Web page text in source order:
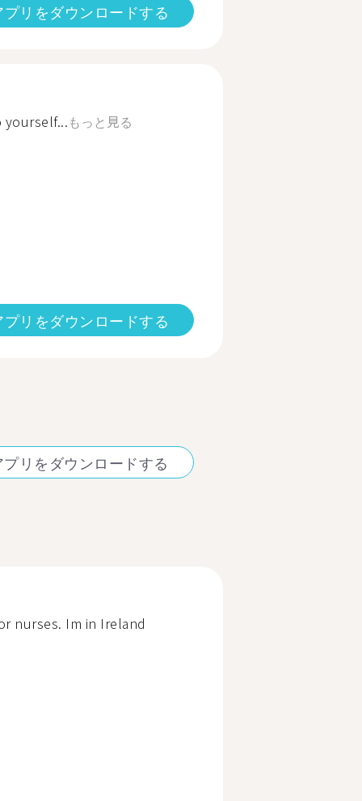
プリをダウンロードする
もっと見る
プリをダウンロードする
プリをダウンロードする
nurses. Im in Ireland